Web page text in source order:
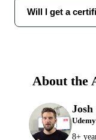
Will I get a
About the
8+